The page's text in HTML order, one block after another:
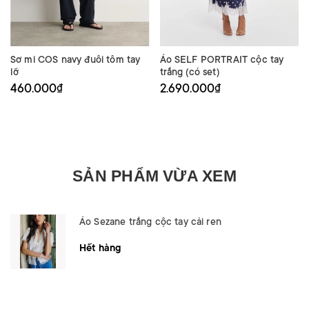
Sơ mi COS navy đuôi tôm tay
lỡ
460.000₫
Áo SELF PORTRAIT cộc tay
trắng (có set)
2.690.000₫
SẢN PHẨM VỪA XEM
Áo Sezane trắng cộc tay cải ren
Hết hàng